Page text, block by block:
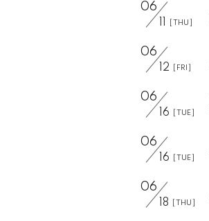
06
[THU]
06
12 [FRI]
06
16 [TUE]
06
16 [TUE]
06
18 [THU]